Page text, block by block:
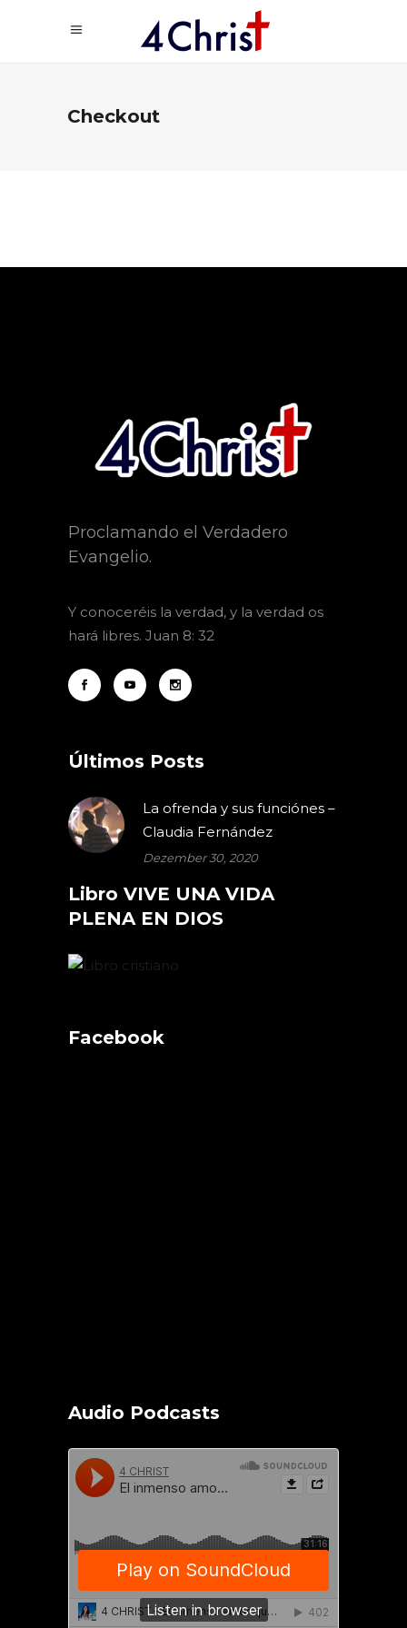
Checkout
Proclamando el Verdadero
Evangelio.
Y conoceréis la verdad, y la verdad os
hará libres. Juan 8: 32
Últimos Posts
La ofrenda y sus funciónes –
Claudia Fernández
Dezember 30, 2020
Libro VIVE UNA VIDA
PLENA EN DIOS
Facebook
Audio Podcasts